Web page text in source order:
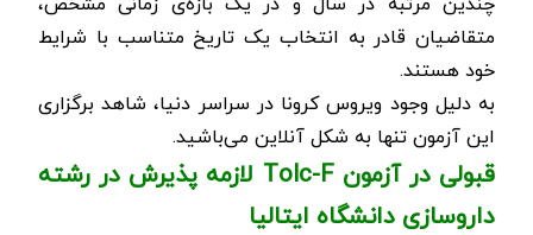
متقاضیان قادر به انتخاب یک تاریخ متناسب با شرایط
خود هستند.
به دلیل وجود ویروس کرونا در سراسر دنیا، شاهد برگزاری
این آزمون تنها به شکل آنلاین می‌باشید.
قبولی در آزمونTolc-F لازمه پذیرش در رشته
داروسازی دانشگاه ایتالیا